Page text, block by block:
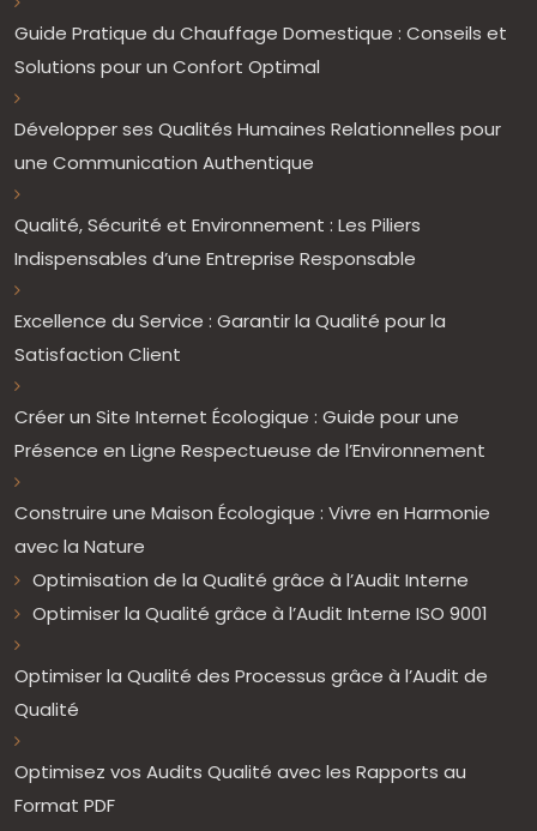
Guide Pratique du Chauffage Domestique : Conseils et
Solutions pour un Confort Optimal
Développer ses Qualités Humaines Relationnelles pour
une Communication Authentique
Qualité, Sécurité et Environnement : Les Piliers
Indispensables d’une Entreprise Responsable
Excellence du Service : Garantir la Qualité pour la
Satisfaction Client
Créer un Site Internet Écologique : Guide pour une
Présence en Ligne Respectueuse de l’Environnement
Construire une Maison Écologique : Vivre en Harmonie
avec la Nature
Optimisation de la Qualité grâce à l’Audit Interne
Optimiser la Qualité grâce à l’Audit Interne ISO 9001
Optimiser la Qualité des Processus grâce à l’Audit de
Qualité
Optimisez vos Audits Qualité avec les Rapports au
Format PDF